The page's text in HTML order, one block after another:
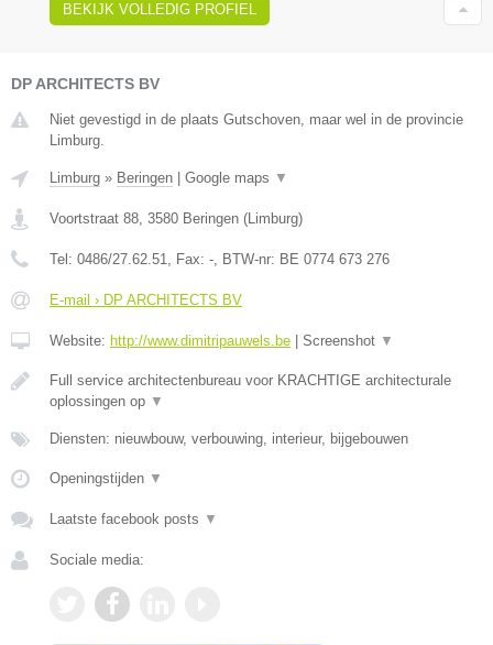
BEKIJK VOLLEDIG PROFIEL
DP ARCHITECTS BV
Niet gevestigd in de plaats Gutschoven, maar wel in de provincie
Limburg.
Limburg » Beringen Google maps ▼
Voortstraat 88, 3580 Beringen (Limburg)
Tel: 0486/27.62.51, Fax: -, BTW-nr: BE 0774 673 276
E-mail › DP ARCHITECTS BV
Website: http://www.dimitripauwels.be Screenshot ▼
Full service architectenbureau voor KRACHTIGE architecturale
oplossingen op ▼
Diensten: nieuwbouw, verbouwing, interieur, bijgebouwen
Openingstijden ▼
Laatste facebook posts ▼
Sociale media: